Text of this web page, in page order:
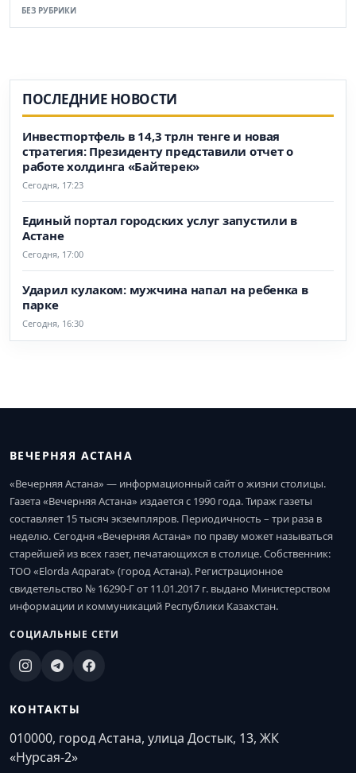
БЕЗ РУБРИКИ
ПОСЛЕДНИЕ НОВОСТИ
Инвестпортфель в 14,3 трлн тенге и новая
стратегия: Президенту представили отчет о
работе холдинга «Байтерек»
Сегодня, 17:23
Единый портал городских услуг запустили в
Астане
Сегодня, 17:00
Ударил кулаком: мужчина напал на ребенка в
парке
Сегодня, 16:30
ВЕЧЕРНЯЯ АСТАНА
«Вечерняя Астана» — информационный сайт о жизни столицы.
Газета «Вечерняя Астана» издается с 1990 года. Тираж газеты
составляет 15 тысяч экземпляров. Периодичность – три раза в
неделю. Сегодня «Вечерняя Астана» по праву может называться
старейшей из всех газет, печатающихся в столице. Собственник:
ТОО «Elorda Aqparat» (город Астана). Регистрационное
свидетельство № 16290-Г от 11.01.2017 г. выдано Министерством
информации и коммуникаций Республики Казахстан.
СОЦИАЛЬНЫЕ СЕТИ
КОНТАКТЫ
010000, город Астана, улица Достык, 13, ЖК
«Нурсая-2»